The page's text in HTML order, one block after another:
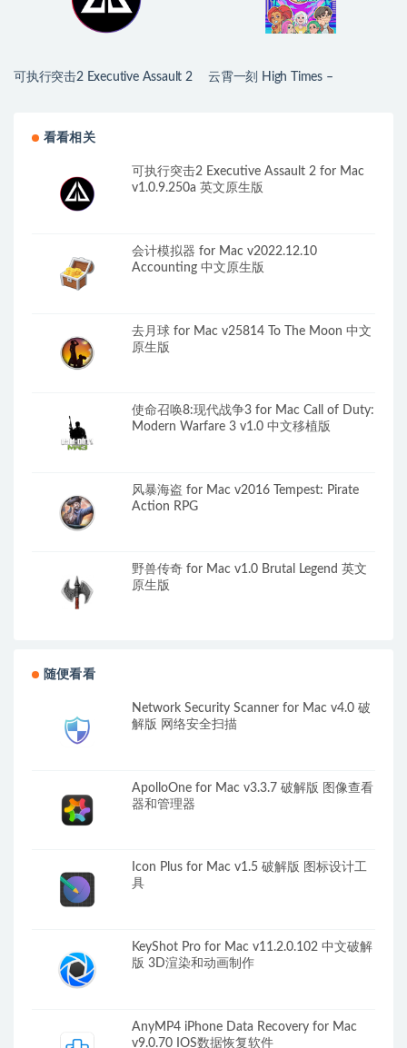
可执行突击2 Executive Assault 2
云霄一刻 High Times –
看看相关
可执行突击2 Executive Assault 2 for Mac
v1.0.9.250a 英文原生版
会计模拟器 for Mac v2022.12.10
Accounting 中文原生版
去月球 for Mac v25814 To The Moon 中文
原生版
使命召唤8:现代战争3 for Mac Call of Duty:
Modern Warfare 3 v1.0 中文移植版
风暴海盗 for Mac v2016 Tempest: Pirate
Action RPG
野兽传奇 for Mac v1.0 Brutal Legend 英文
原生版
随便看看
Network Security Scanner for Mac v4.0 破
解版 网络安全扫描
ApolloOne for Mac v3.3.7 破解版 图像查看
器和管理器
Icon Plus for Mac v1.5 破解版 图标设计工
具
KeyShot Pro for Mac v11.2.0.102 中文破解
版 3D渲染和动画制作
AnyMP4 iPhone Data Recovery for Mac
v9.0.70 IOS数据恢复软件